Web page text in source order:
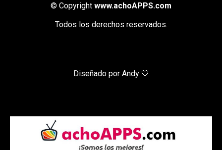
© Copyright www.achoAPPS.com
Todos los derechos reservados.
Diseñado por Andy 🤍